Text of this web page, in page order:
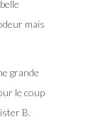
mais
grande
le coup
B.